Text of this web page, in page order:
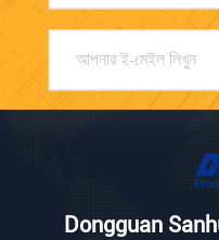
Dongguan